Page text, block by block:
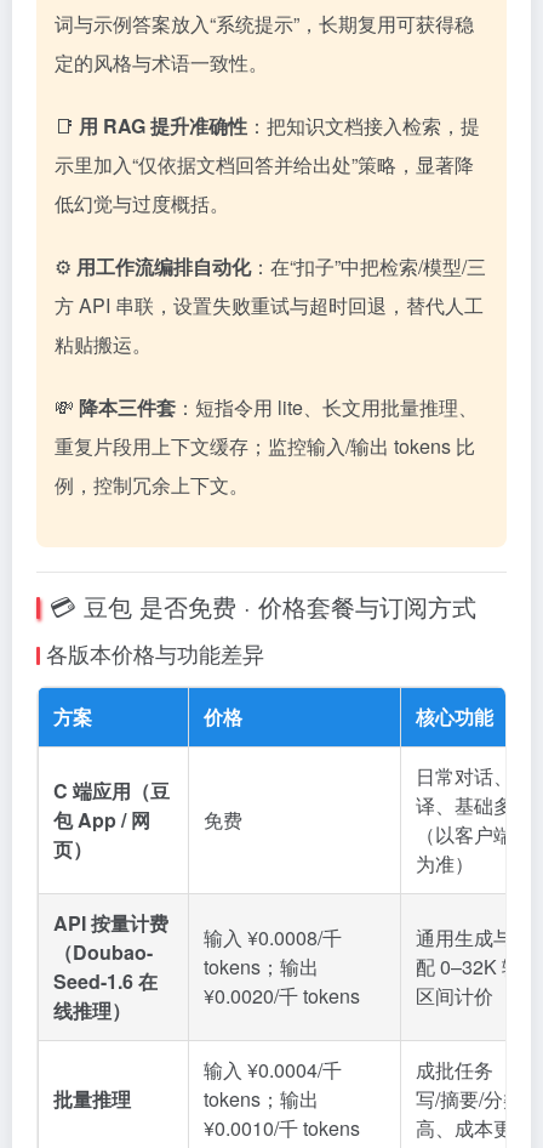
词与示例答案放入“系统提示”，长期复用可获得稳
定的风格与术语一致性。
📑 用 RAG 提升准确性 ：把知识文档接入检索，提
示里加入“仅依据文档回答并给出处”策略，显著降
低幻觉与过度概括。
⚙️ 用工作流编排自动化：在“扣子”中把检索/模型/三
方 API 串联，设置失败重试与超时回退，替代人工
粘贴搬运。
💸 降本三件套 ：短指令用 lite、长文用批量推理、
重复片段用上下文缓存；监控输入/输出 tokens 比
例，控制冗余上下文。
💳 豆包 是否免费 · 价格套餐与订阅方式
各版本价格与功能差异
方案 价格 核心功能
C 端应用（豆
包 App / 网
页）
免费
日常对话、写
译、基础多模
（以客户端实
为准）
API 按量计费
（Doubao-
Seed-1.6 在
线推理）
输入 ¥0.0008/千
tokens；输出
¥0.0020/千 tokens
通用生成与理
配 0–32K 输
区间计价
批量推理
输入 ¥0.0004/千
tokens；输出
¥0.0010/千 tokens
成批任务（如
写/摘要/分类
高、成本更优